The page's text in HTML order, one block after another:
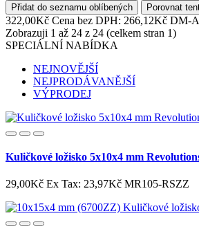
Přidat do seznamu oblíbených Porovnat
322,00Kč Cena bez DPH: 266,12Kč DM-
Zobrazuji 1 až 24 z 24 (celkem stran 1)
SPECIÁLNÍ NABÍDKA
NEJNOVĚJŠÍ
NEJPRODÁVANĚJŠÍ
VÝPRODEJ
Kuličkové ložisko 5x10x4 mm
29,00Kč Ex Tax: 23,97Kč MR105-RSZZ